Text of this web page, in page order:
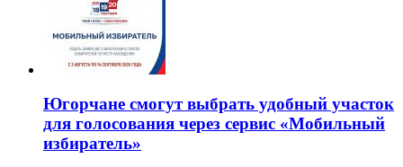
Югорчане смогут выбрать удобный участок
для голосования через сервис «Мобильный
избиратель»